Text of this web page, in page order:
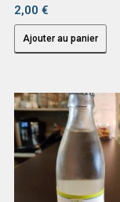
2,00 €
Ajouter au panier